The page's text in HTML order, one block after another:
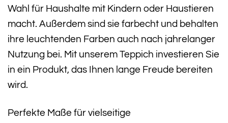
Wahl für Haushalte mit Kindern oder Haustieren
macht. Außerdem sind sie farbecht und behalten
ihre leuchtenden Farben auch nach jahrelanger
Nutzung bei. Mit unserem Teppich investieren Sie
in ein Produkt, das Ihnen lange Freude bereiten
wird.
Perfekte Maße für vielseitige